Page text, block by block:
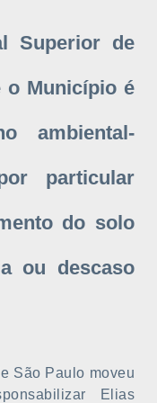
Superior de
o Município é
ambiental-
particular
do solo
ou descaso
São Paulo moveu
Elias